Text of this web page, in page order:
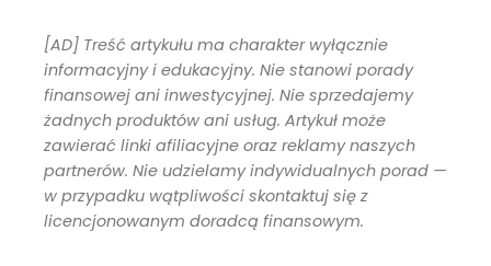
[AD] Treść artykułu ma charakter wyłącznie
informacyjny i edukacyjny. Nie stanowi porady
finansowej ani inwestycyjnej. Nie sprzedajemy
żadnych produktów ani usług. Artykuł może
zawierać linki afiliacyjne oraz reklamy naszych
partnerów. Nie udzielamy indywidualnych porad —
w przypadku wątpliwości skontaktuj się z
licencjonowanym doradcą finansowym.